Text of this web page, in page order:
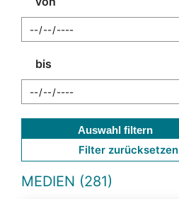
bis
Auswahl filtern
Filter zurücksetzen
MEDIEN (281)